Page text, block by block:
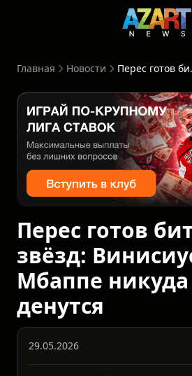
Главная Новости Перес
Перес готов
звёзд:
Мбаппе
денутся
29.05.2026